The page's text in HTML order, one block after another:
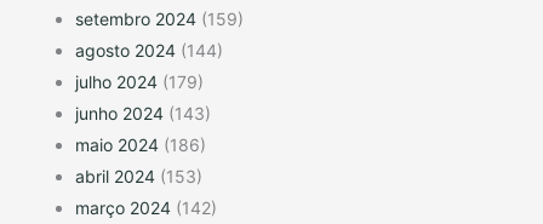
setembro 2024 (159)
agosto 2024 (144)
julho 2024 (179)
junho 2024 (143)
maio 2024 (186)
abril 2024 (153)
março 2024 (142)